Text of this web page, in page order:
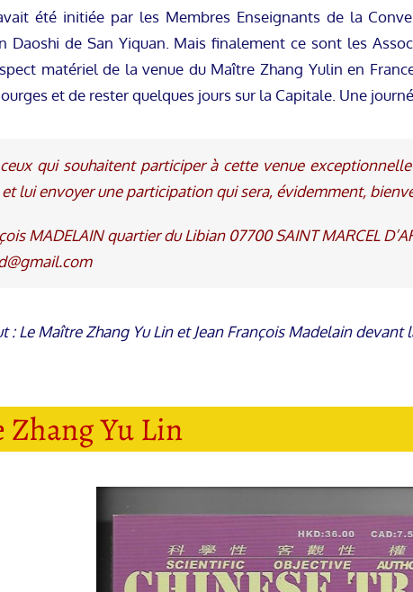
été initiée par les Membres Enseignants de la
Daoshi de San Yiquan. Mais finalement ce sont les
matériel de la venue du Maître Zhang Yulin en
et de rester quelques jours sur la Capitale. Une
qui souhaitent participer à cette venue
lui envoyer une participation qui sera, évidemment,
MADELAIN quartier du Libian 07700 SAINT MARCEL
: Le Maître Zhang Yu Lin et Jean François Madelain
Zhang Yu Lin